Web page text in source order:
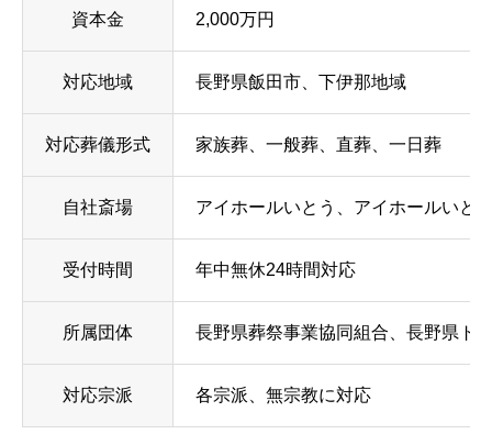
資本金 2,000万円
対応地域 長野県飯田市、下伊那地域
対応葬儀形式 家族葬、一般葬、直葬、一日葬
自社斎場 アイホールいとう、アイホールいと
受付時間 年中無休24時間対応
所属団体 長野県葬祭事業協同組合、長野県ト
対応宗派 各宗派、無宗教に対応